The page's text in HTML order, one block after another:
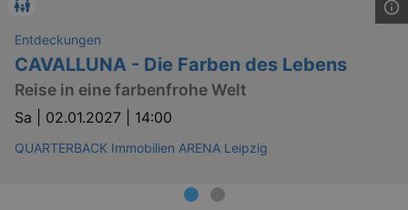
Entdeckungen
CAVALLUNA - Die Farben des Lebens
Reise in eine farbenfrohe Welt
Sa | 02.01.2027 | 14:00
QUARTERBACK Immobilien ARENA Leipzig